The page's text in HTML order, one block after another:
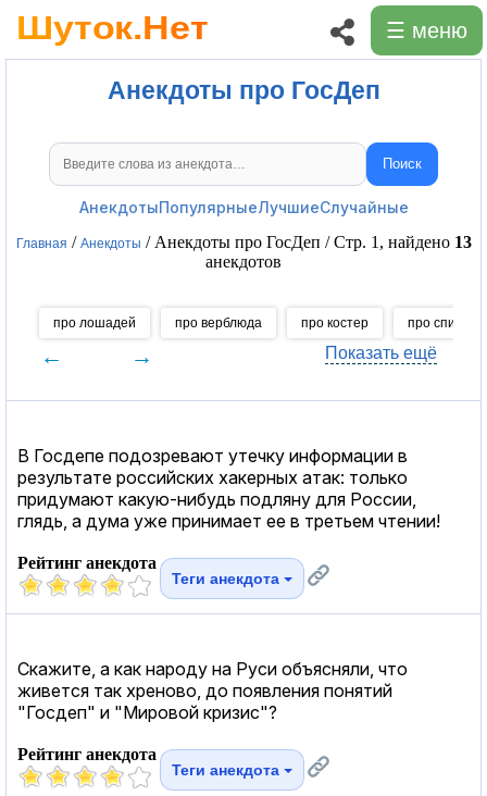
☰ меню
Анекдоты про ГосДеп
Поиск анекдотов Поиск
АнекдотыПопулярныеЛучшиеСлучайные
Главная / Анекдоты / Анекдоты про ГосДеп / Стр. 1, найдено 13
анекдотов
про лошадей про верблюда про костер про спички
← → Показать ещё
В Госдепе подозревают утечку информации в
результате российских хакерных атак: только
придумают какую-нибудь подляну для России,
глядь, а дума уже принимает ее в третьем чтении!
Рейтинг анекдота
Теги анекдота
Скажите, а как народу на Руси объясняли, что
живется так хреново, до появления понятий
"Госдеп" и "Мировой кризис"?
Рейтинг анекдота
Теги анекдота